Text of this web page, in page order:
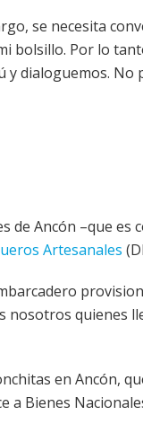
se necesita
bolsillo. Por lo
y dialoguemos.
de Ancón –que
Artesanales
quienes
en Ancón,
a Bienes